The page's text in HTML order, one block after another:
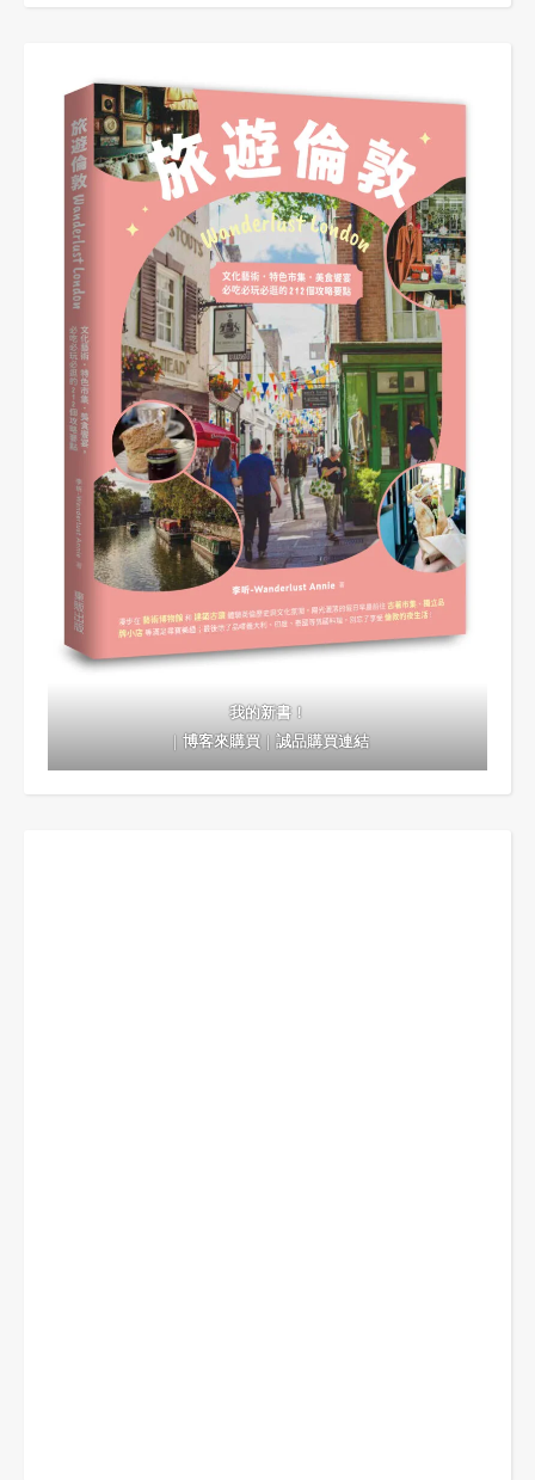
我的新書！
｜博客來購買｜誠品購買連結